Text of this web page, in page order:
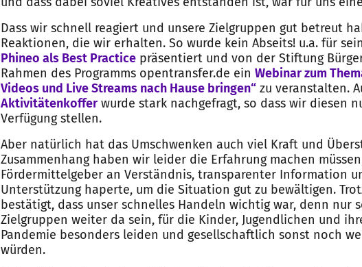
Dass wir schnell reagiert und unsere Zielgruppen gut betreut
Reaktionen, die wir erhalten. So wurde kein Abseits! u.a. für
Phineo als Best Practice präsentiert und von der Stiftung
Rahmen des Programms opentransfer.de ein Webinar zum
Videos und Live Streams nach Hause bringen“ zu veranstalten.
Aktivitätenkoffer wurde stark nachgefragt, so dass wir diesen
Verfügung stellen.
Aber natürlich hat das Umschwenken auch viel Kraft und
Zusammenhang haben wir leider die Erfahrung machen
Fördermittelgeber an Verständnis, transparenter Information
Unterstützung haperte, um die Situation gut zu bewältigen.
bestätigt, dass unser schnelles Handeln wichtig war, denn nur
Zielgruppen weiter da sein, für die Kinder, Jugendlichen und
Pandemie besonders leiden und gesellschaftlich sonst noch
würden.